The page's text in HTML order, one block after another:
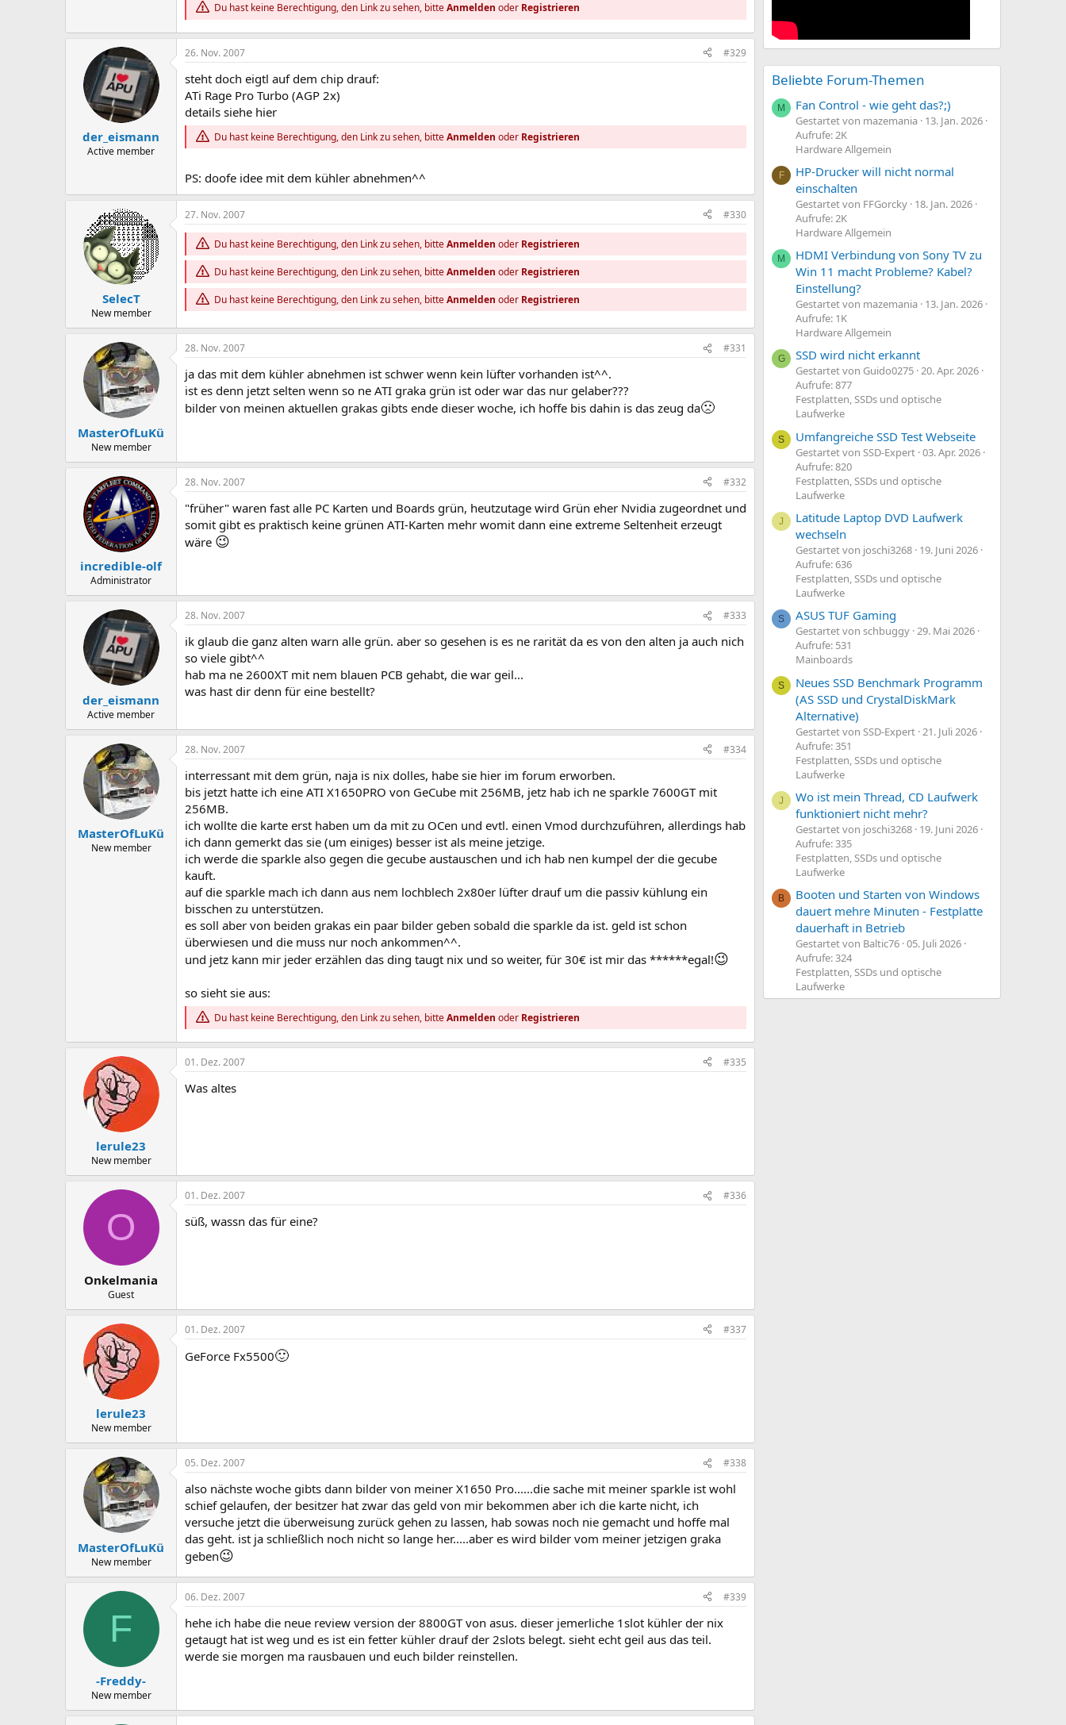
Du hast keine Berechtigung, den Link zu sehen, bitteAnmelden oder Registrieren
der_eismann
Active member
26. Nov. 2007 #329
steht doch eigtl auf dem chip drauf:
ATi Rage Pro Turbo (AGP 2x)
details siehe hier
Du hast keine Berechtigung, den Link zu sehen, bitteAnmelden oder Registrieren
PS: doofe idee mit dem kühler abnehmen^^
SelecT
New member
27. Nov. 2007 #330
Du hast keine Berechtigung, den Link zu sehen, bitteAnmelden oder Registrieren
Du hast keine Berechtigung, den Link zu sehen, bitteAnmelden oder Registrieren
Du hast keine Berechtigung, den Link zu sehen, bitteAnmelden oder Registrieren
MasterOfLuKü
New member
28. Nov. 2007 #331
ja das mit dem kühler abnehmen ist schwer wenn kein lüfter vorhanden ist^^.
ist es denn jetzt selten wenn so ne ATI graka grün ist oder war das nur gelaber???
bilder von meinen aktuellen grakas gibts ende dieser woche, ich hoffe bis dahin is das zeug da🙁
incredible-olf
Administrator
28. Nov. 2007 #332
"früher" waren fast alle PC Karten und Boards grün, heutzutage wird Grün eher Nvidia zugeordnet und
somit gibt es praktisch keine grünen ATI-Karten mehr womit dann eine extreme Seltenheit erzeugt
wäre 😉
der_eismann
Active member
28. Nov. 2007 #333
ik glaub die ganz alten warn alle grün. aber so gesehen is es ne rarität da es von den alten ja auch nich
so viele gibt^^
hab ma ne 2600XT mit nem blauen PCB gehabt, die war geil...
was hast dir denn für eine bestellt?
MasterOfLuKü
New member
28. Nov. 2007 #334
interressant mit dem grün, naja is nix dolles, habe sie hier im forum erworben.
bis jetzt hatte ich eine ATI X1650PRO von GeCube mit 256MB, jetz hab ich ne sparkle 7600GT mit
256MB.
ich wollte die karte erst haben um da mit zu OCen und evtl. einen Vmod durchzuführen, allerdings hab
ich dann gemerkt das sie (um einiges) besser ist als meine jetzige.
ich werde die sparkle also gegen die gecube austauschen und ich hab nen kumpel der die gecube
kauft.
auf die sparkle mach ich dann aus nem lochblech 2x80er lüfter drauf um die passiv kühlung ein
bisschen zu unterstützen.
es soll aber von beiden grakas ein paar bilder geben sobald die sparkle da ist. geld ist schon
überwiesen und die muss nur noch ankommen^^.
und jetz kann mir jeder erzählen das ding taugt nix und so weiter, für 30€ ist mir das ******egal!😉
so sieht sie aus:
Du hast keine Berechtigung, den Link zu sehen, bitteAnmelden oder Registrieren
lerule23
New member
01. Dez. 2007 #335
Was altes
O
Onkelmania
Guest
01. Dez. 2007 #336
süß, wassn das für eine?
lerule23
New member
01. Dez. 2007 #337
GeForce Fx5500🙂
MasterOfLuKü
New member
05. Dez. 2007 #338
also nächste woche gibts dann bilder von meiner X1650 Pro......die sache mit meiner sparkle ist wohl
schief gelaufen, der besitzer hat zwar das geld von mir bekommen aber ich die karte nicht, ich
versuche jetzt die überweisung zurück gehen zu lassen, hab sowas noch nie gemacht und hoffe mal
das geht. ist ja schließlich noch nicht so lange her.....aber es wird bilder vom meiner jetzigen graka
geben😉
F
-Freddy-
New member
06. Dez. 2007 #339
hehe ich habe die neue review version der 8800GT von asus. dieser jemerliche 1slot kühler der nix
getaugt hat ist weg und es ist ein fetter kühler drauf der 2slots belegt. sieht echt geil aus das teil.
werde sie morgen ma rausbauen und euch bilder reinstellen.
Beliebte Forum-Themen
M Fan Control - wie geht das?;)
Gestartet von mazemania 13. Jan. 2026
Aufrufe: 2K
Hardware Allgemein
F
HP-Drucker will nicht normal
einschalten
Gestartet von FFGorcky 18. Jan. 2026
Aufrufe: 2K
Hardware Allgemein
M
HDMI Verbindung von Sony TV zu
Win 11 macht Probleme? Kabel?
Einstellung?
Gestartet von mazemania 13. Jan. 2026
Aufrufe: 1K
Hardware Allgemein
G SSD wird nicht erkannt
Gestartet von Guido0275 20. Apr. 2026
Aufrufe: 877
Festplatten, SSDs und optische
Laufwerke
S Umfangreiche SSD Test Webseite
Gestartet von SSD-Expert 03. Apr. 2026
Aufrufe: 820
Festplatten, SSDs und optische
Laufwerke
J
Latitude Laptop DVD Laufwerk
wechseln
Gestartet von joschi3268 19. Juni 2026
Aufrufe: 636
Festplatten, SSDs und optische
Laufwerke
S ASUS TUF Gaming
Gestartet von schbuggy 29. Mai 2026
Aufrufe: 531
Mainboards
S
Neues SSD Benchmark Programm
(AS SSD und CrystalDiskMark
Alternative)
Gestartet von SSD-Expert 21. Juli 2026
Aufrufe: 351
Festplatten, SSDs und optische
Laufwerke
J
Wo ist mein Thread, CD Laufwerk
funktioniert nicht mehr?
Gestartet von joschi3268 19. Juni 2026
Aufrufe: 335
Festplatten, SSDs und optische
Laufwerke
B
Booten und Starten von Windows
dauert mehre Minuten - Festplatte
dauerhaft in Betrieb
Gestartet von Baltic76 05. Juli 2026
Aufrufe: 324
Festplatten, SSDs und optische
Laufwerke